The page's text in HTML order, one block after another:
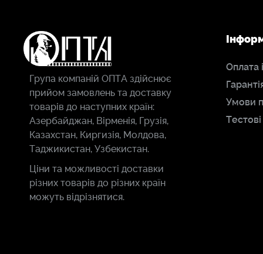
Група компаній ОПТА здійснює
прийом замовлень та доставку
товарів до наступних країн:
Азербайджан, Вірменія, Грузія,
Казахстан, Киргизія, Молдова,
Таджикистан, Узбекистан.
Ціни та можливості доставки
різних товарів до різних країн
можуть відрізнятися.
Оплата
Умови